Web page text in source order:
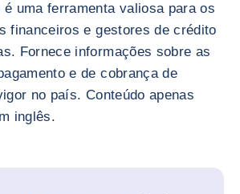
é uma ferramenta valiosa para os
financeiros e gestores de crédito
Fornece informações sobre as
e de cobrança de
no país. Conteúdo apenas
inglês.